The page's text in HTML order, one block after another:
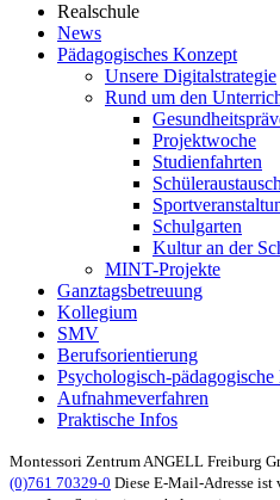
Realschule
News
Pädagogisches Konzept
Unsere Digitalstrategie
Rund um den
Projektwoche
Studienfahrten
Schüleraustausch
Schulgarten
Kultur an der
MINT-Projekte
Ganztagsbetreuung
Kollegium
SMV
Berufsorientierung
Psychologisch-pädagogische
Aufnahmeverfahren
Praktische Infos
Montessori Zentrum ANGELL Freiburg
(0)761 70329-0 Diese E-Mail-Adresse ist